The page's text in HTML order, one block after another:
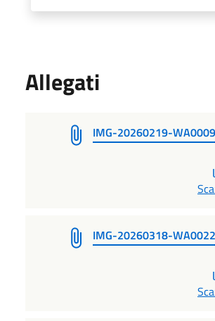
Allegati
IMG-20260219-WA0009
IMG-20260318-WA0022